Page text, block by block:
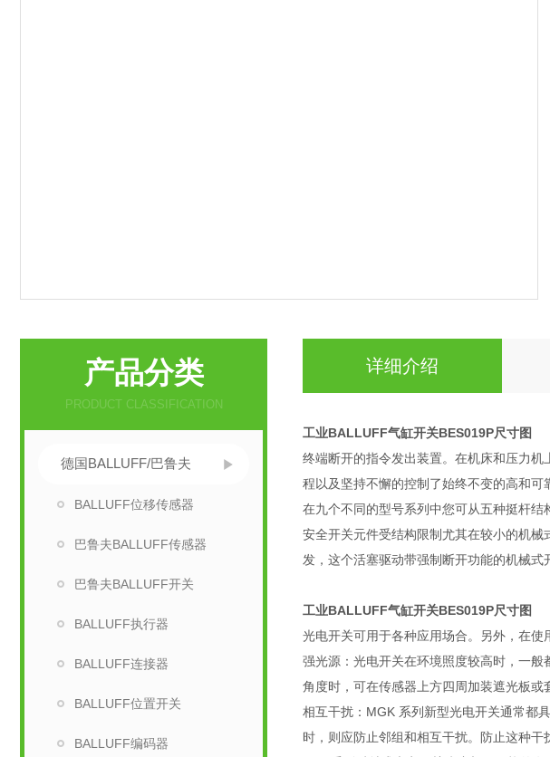
产品分类
PRODUCT CLASSIFICATION
德国BALLUFF/巴鲁夫
BALLUFF位移传感器
巴鲁夫BALLUFF传感器
巴鲁夫BALLUFF开关
BALLUFF执行器
BALLUFF连接器
BALLUFF位置开关
BALLUFF编码器
详细介绍
工业BALLUFF气缸开关BES019P尺寸图
终端断开的指令发出装置。在机床和压力
程以及坚持不懈的控制了始终不变的高和可
在九个不同的型号系列中您可从五种挺杆结
安全开关元件受结构限制尤其在较小的机
发，这个活塞驱动带强制断开功能的机械
工业BALLUFF气缸开关BES019P尺寸图
光电开关可用于各种应用场合。另外，在使
强光源：光电开关在环境照度较高时，一
角度时，可在传感器上方四周加装遮光板或
相互干扰：MGK 系列新型光电开关通常都
时，则应防止邻组和相互干扰。防止这种